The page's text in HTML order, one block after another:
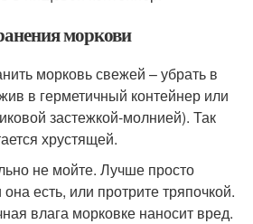
моркови
морковь свежей – убрать в
в герметичный контейнер или
застежкой-молнией). Так
хрустящей.
не мойте. Лучше просто
есть, или протрите тряпочкой.
влага морковке наносит вред.